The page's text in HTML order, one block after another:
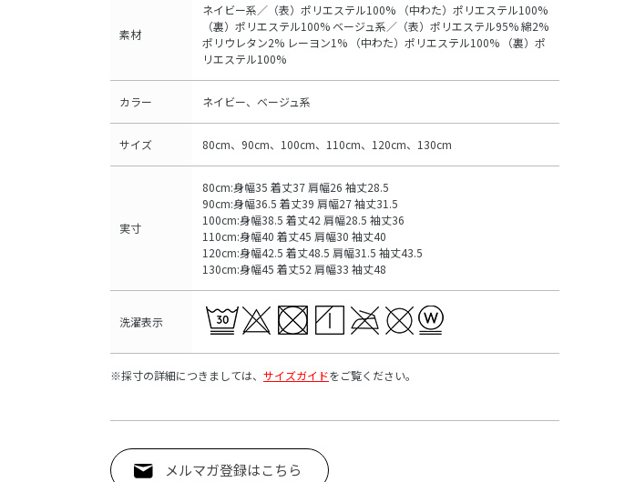
素材
ネイビー系／（表）ポリエステル100% （中わた）ポリエステル100%
（裏）ポリエステル100% ベージュ系／（表）ポリエステル95% 綿2%
ポリウレタン2% レーヨン1% （中わた）ポリエステル100% （裏）ポ
リエステル100%
カラー ネイビー、ベージュ系
サイズ 80cm、90cm、100cm、110cm、120cm、130cm
実寸
80cm:身幅35 着丈37 肩幅26 袖丈28.5
90cm:身幅36.5 着丈39 肩幅27 袖丈31.5
100cm:身幅38.5 着丈42 肩幅28.5 袖丈36
110cm:身幅40 着丈45 肩幅30 袖丈40
120cm:身幅42.5 着丈48.5 肩幅31.5 袖丈43.5
130cm:身幅45 着丈52 肩幅33 袖丈48
洗濯表示
※採寸の詳細につきましては、 サイズガイドをご覧ください。
メルマガ登録はこちら